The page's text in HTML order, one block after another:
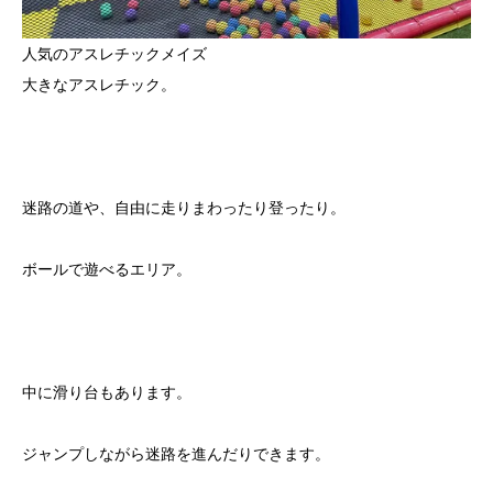
人気のアスレチックメイズ
大きなアスレチック。
迷路の道や、自由に走りまわったり登ったり。
ボールで遊べるエリア。
中に滑り台もあります。
ジャンプしながら迷路を進んだりできます。